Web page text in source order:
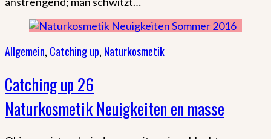
Allgemein, Catching up, Naturkosmetik
Catching up 26
Naturkosmetik Neuigkeiten en masse